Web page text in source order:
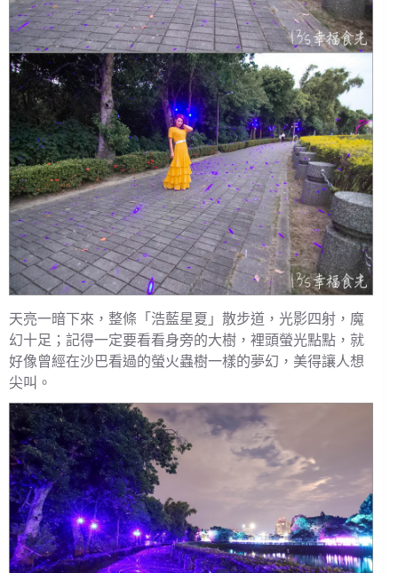
天亮一暗下來，整條「浩藍星夏」散步道，光影四射，魔
幻十足；記得一定要看看身旁的大樹，裡頭螢光點點，就
好像曾經在沙巴看過的螢火蟲樹一樣的夢幻，美得讓人想
尖叫。